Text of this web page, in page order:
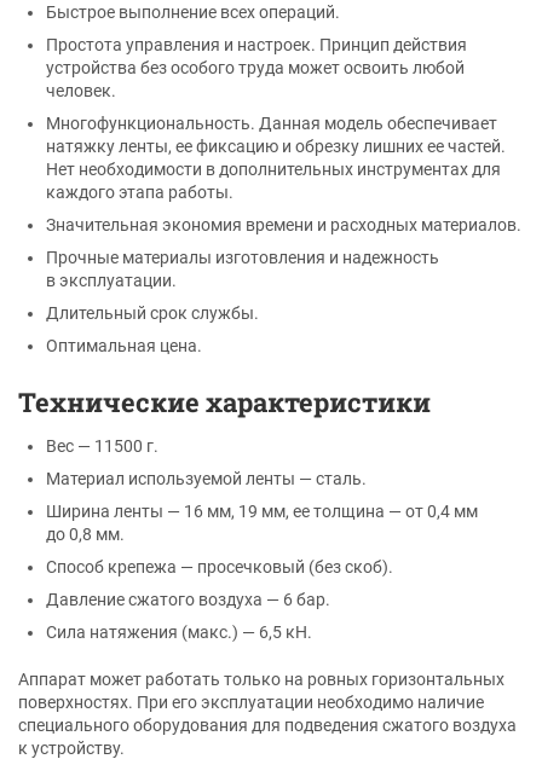
Быстрое выполнение всех операций.
Простота управления и настроек. Принцип действия
устройства без особого труда может освоить любой
человек.
Многофункциональность. Данная модель обеспечивает
натяжку ленты, ее фиксацию и обрезку лишних ее частей.
Нет необходимости в дополнительных инструментах для
каждого этапа работы.
Значительная экономия времени и расходных материалов.
Прочные материалы изготовления и надежность
в эксплуатации.
Длительный срок службы.
Оптимальная цена.
Технические характеристики
Вес — 11500 г.
Материал используемой ленты — сталь.
Ширина ленты — 16 мм, 19 мм, ее толщина — от 0,4 мм
до 0,8 мм.
Способ крепежа — просечковый (без скоб).
Давление сжатого воздуха — 6 бар.
Сила натяжения (макс.) — 6,5 кН.
Аппарат может работать только на ровных горизонтальных
поверхностях. При его эксплуатации необходимо наличие
специального оборудования для подведения сжатого воздуха
к устройству.